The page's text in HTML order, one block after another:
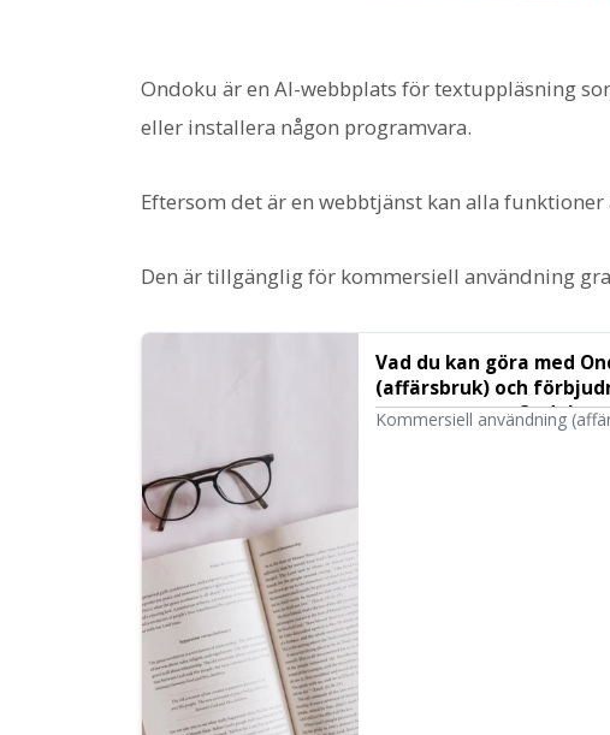
Ondoku är en AI-webbplats för textuppläsning
eller installera någon programvara.
Eftersom det är en webbtjänst kan alla funktioner
Den är tillgänglig för kommersiell användning
Vad du kan göra med
(affärsbruk) och
programvaran Ondoku
Kommersiell användning